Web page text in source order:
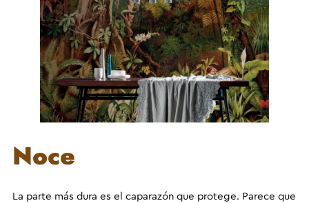
Noce
La parte más dura es el caparazón que protege. Parece que